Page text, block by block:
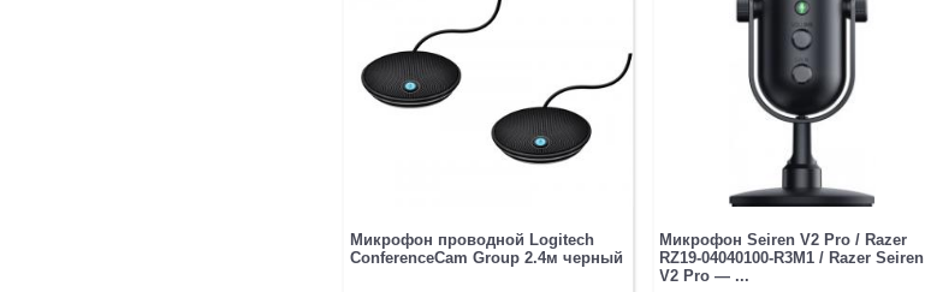
Микрофон проводной Logitech
ConferenceCam Group 2.4м черный
Микрофон Seiren V2 Pro / Razer
RZ19-04040100-R3M1 / Razer Seiren
V2 Pro — ...